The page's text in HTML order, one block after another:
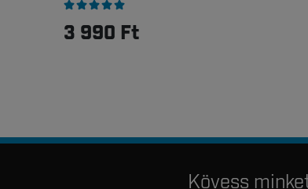
3 990 Ft
Kövess